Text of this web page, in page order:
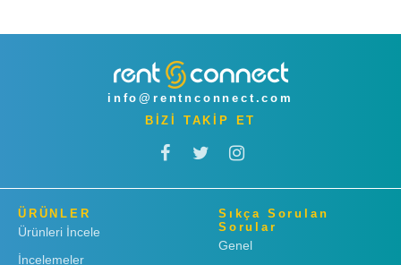
info@rentnconnect.com
BİZİ TAKİP ET
ÜRÜNLER
Ürünleri İncele
İncelemeler
Sıkça Sorulan
Sorular
Genel